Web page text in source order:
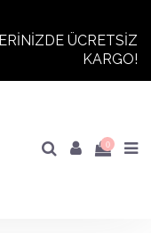
ÜCRETSİZ
KARGO!
0